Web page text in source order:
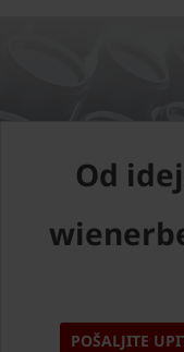
Od
POŠALJITE